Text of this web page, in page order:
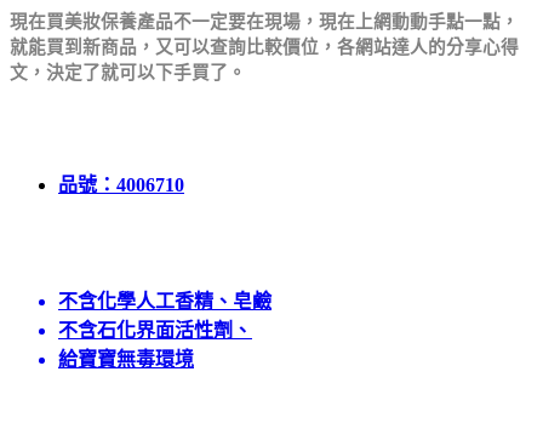
現在買美妝保養產品不一定要在現場，現在上網動動手點一點，
就能買到新商品，又可以查詢比較價位，各網站達人的分享心得
文，決定了就可以下手買了。
品號：4006710
不含化學人工香精、皂鹼
不含石化界面活性劑、
給寶寶無毒環境